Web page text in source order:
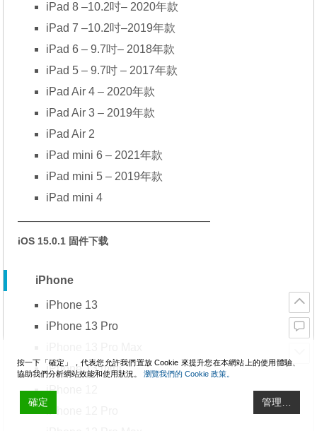
iPad 8 –10.2吋– 2020年款
iPad 7 –10.2吋–2019年款
iPad 6 – 9.7吋– 2018年款
iPad 5 – 9.7吋 – 2017年款
iPad Air 4 – 2020年款
iPad Air 3 – 2019年款
iPad Air 2
iPad mini 6 – 2021年款
iPad mini 5 – 2019年款
iPad mini 4
—————————————————
iOS 15.0.1 固件下载
iPhone
iPhone 13
iPhone 13 Pro
iPhone 13 mini
iPhone 12
iPhone 12 Pro
按一下「確定」，代表您允許我們置放 Cookie 來提升您在本網站上的使用體驗、
協助我們分析網站效能和使用狀況。 瀏覽我們的 Cookie 政策。
確定 管理…